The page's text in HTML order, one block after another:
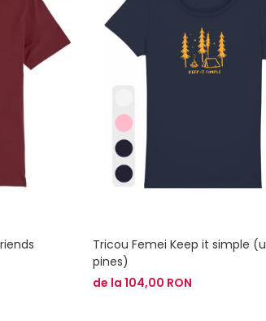
Tricou Femei Keep it simple
pines)
de la 104,00 RON